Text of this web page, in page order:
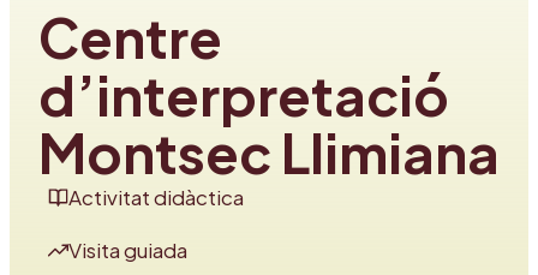
Centre
d’interpretació
Montsec Llimiana
Activitat didàctica
Visita guiada